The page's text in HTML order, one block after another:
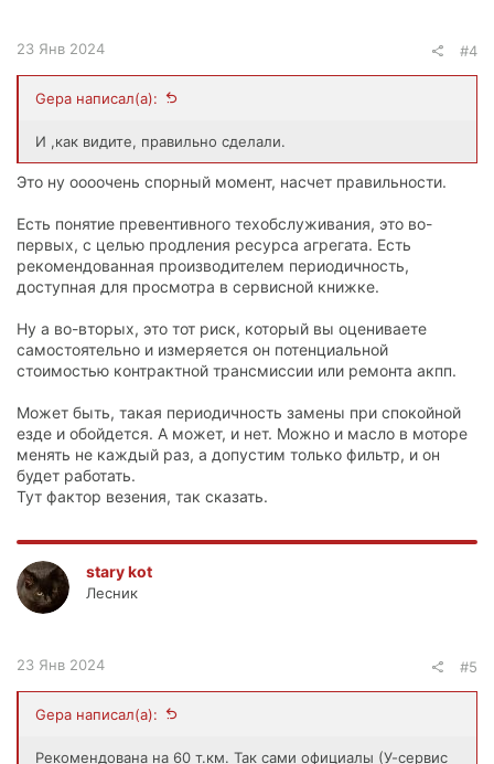
23 Янв 2024 #4
Gepa написал(а):
И ,как видите, правильно сделали.
Это ну оооочень спорный момент, насчет правильности.
Есть понятие превентивного техобслуживания, это во-
первых, с целью продления ресурса агрегата. Есть
рекомендованная производителем периодичность,
доступная для просмотра в сервисной книжке.
Ну а во-вторых, это тот риск, который вы оцениваете
самостоятельно и измеряется он потенциальной
стоимостью контрактной трансмиссии или ремонта акпп.
Может быть, такая периодичность замены при спокойной
езде и обойдется. А может, и нет. Можно и масло в моторе
менять не каждый раз, а допустим только фильтр, и он
будет работать.
Тут фактор везения, так сказать.
stary kot
Лесник
23 Янв 2024 #5
Gepa написал(а):
Рекомендована на 60 т.км. Так сами официалы (У-сервис